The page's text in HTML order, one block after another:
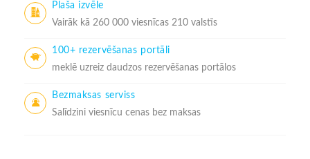
Plaša izvēle
Vairāk kā 260 000 viesnīcas 210 valstīs
100+ rezervēšanas portāli
meklē uzreiz daudzos rezervēšanas portālos
Bezmaksas serviss
Salīdzini viesnīcu cenas bez maksas